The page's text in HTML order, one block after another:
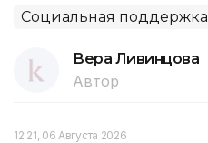
Социальная поддержка
Вера Ливинцова
Автор
12:21, 06 Августа 2026